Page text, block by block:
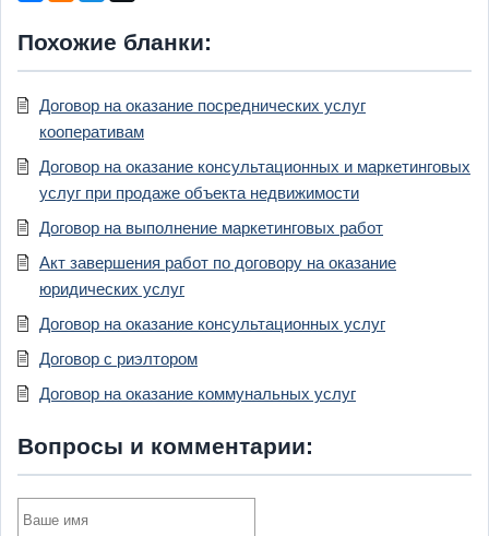
Похожие бланки:
Договор на оказание посреднических услуг
кооперативам
Договор на оказание консультационных и маркетинговых
услуг при продаже объекта недвижимости
Договор на выполнение маркетинговых работ
Акт завершения работ по договору на оказание
юридических услуг
Договор на оказание консультационных услуг
Договор с риэлтором
Договор на оказание коммунальных услуг
Вопросы и комментарии: